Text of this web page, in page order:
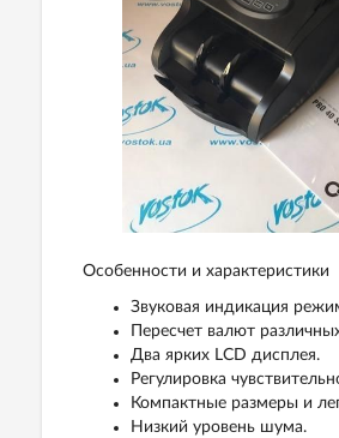
Особенности и характеристики
Звуковая индикация
Пересчет валют
Два ярких LCD дисплея.
Регулировка
Компактные размеры и
Низкий уровень шума.